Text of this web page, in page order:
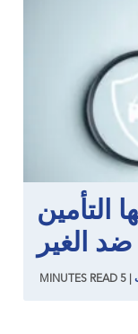
التأمين
ضد الغير
5
MINUTES READ